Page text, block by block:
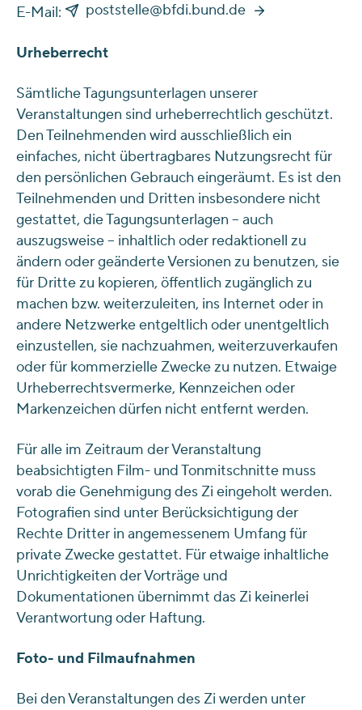
E-Mail:
poststelle@bfdi.bund.de
Urheberrecht
Sämtliche Tagungsunterlagen unserer
Veranstaltungen sind urheberrechtlich geschützt.
Den Teilnehmenden wird ausschließlich ein
einfaches, nicht übertragbares Nutzungsrecht für
den persönlichen Gebrauch eingeräumt. Es ist den
Teilnehmenden und Dritten insbesondere nicht
gestattet, die Tagungsunterlagen – auch
auszugsweise – inhaltlich oder redaktionell zu
ändern oder geänderte Versionen zu benutzen, sie
für Dritte zu kopieren, öffentlich zugänglich zu
machen bzw. weiterzuleiten, ins Internet oder in
andere Netzwerke entgeltlich oder unentgeltlich
einzustellen, sie nachzuahmen, weiterzuverkaufen
oder für kommerzielle Zwecke zu nutzen. Etwaige
Urheberrechtsvermerke, Kennzeichen oder
Markenzeichen dürfen nicht entfernt werden.
Für alle im Zeitraum der Veranstaltung
beabsichtigten Film- und Tonmitschnitte muss
vorab die Genehmigung des Zi eingeholt werden.
Fotografien sind unter Berücksichtigung der
Rechte Dritter in angemessenem Umfang für
private Zwecke gestattet. Für etwaige inhaltliche
Unrichtigkeiten der Vorträge und
Dokumentationen übernimmt das Zi keinerlei
Verantwortung oder Haftung.
Foto- und Filmaufnahmen
Bei den Veranstaltungen des Zi werden unter